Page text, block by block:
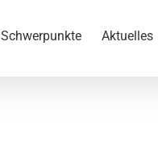
Schwerpunkte Aktuelles